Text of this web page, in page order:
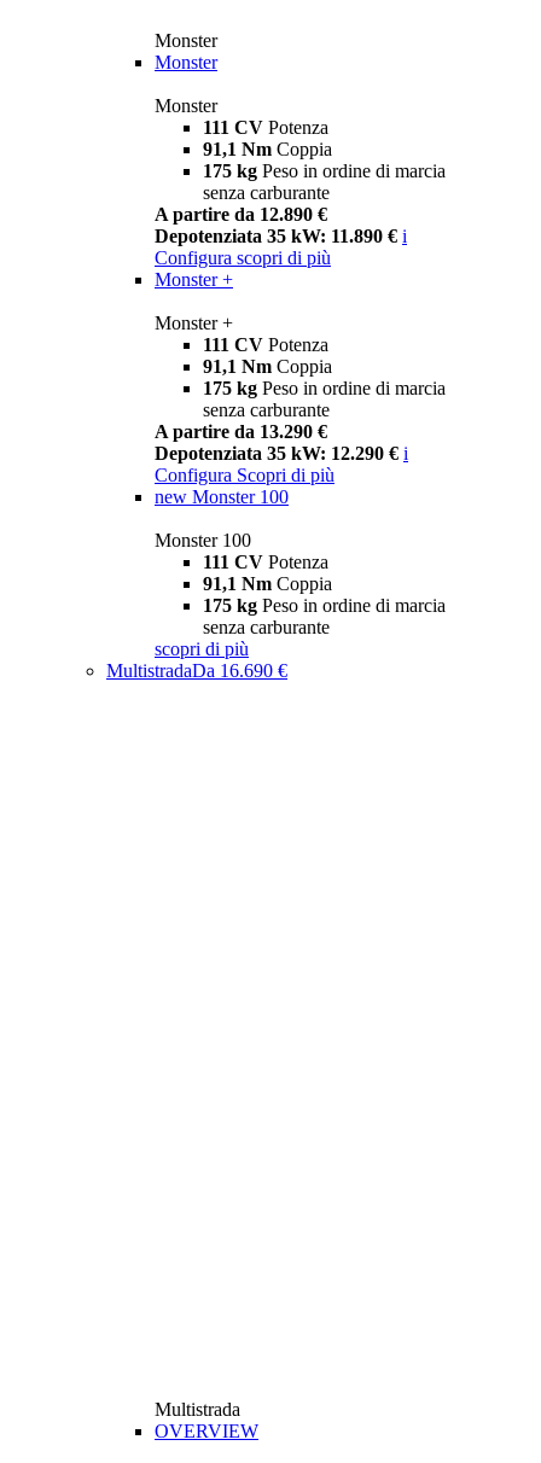
Monster
Monster
Monster
111 CV Potenza
91,1 Nm Coppia
175 kg Peso in ordine di marcia
senza carburante
A partire da 12.890 €
Depotenziata 35 kW: 11.890 € i
Configura scopri di più
Monster +
Monster +
111 CV Potenza
91,1 Nm Coppia
175 kg Peso in ordine di marcia
senza carburante
A partire da 13.290 €
Depotenziata 35 kW: 12.290 € i
Configura Scopri di più
new Monster 100
Monster 100
111 CV Potenza
91,1 Nm Coppia
175 kg Peso in ordine di marcia
senza carburante
scopri di più
MultistradaDa 16.690 €
Multistrada
OVERVIEW